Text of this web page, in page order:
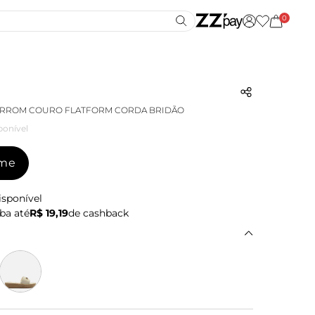
0
COURO FLATFORM CORDA BRIDÃO
atéR$ 19,19de cashback